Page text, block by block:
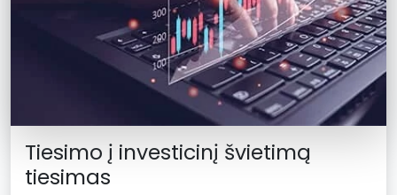
Tiesimo į investicinį švietimą
tiesimas